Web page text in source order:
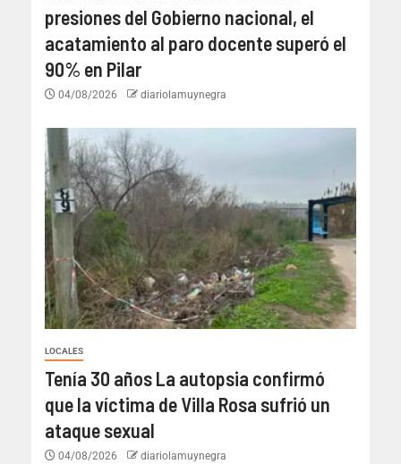
presiones del Gobierno nacional, el
acatamiento al paro docente superó el
90% en Pilar
04/08/2026 diariolamuynegra
LOCALES
Tenía 30 años La autopsia confirmó
que la víctima de Villa Rosa sufrió un
ataque sexual
04/08/2026 diariolamuynegra